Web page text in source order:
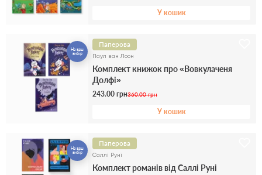
У кошик
На ваш
вибір
Паперова
Паул ван Лоон
Комплект книжок про «Вовкулаченя
Долфі»
243.00 грн360.00 грн
У кошик
На ваш
вибір
Паперова
Саллі Руні
Комплект романів від Саллі Руні